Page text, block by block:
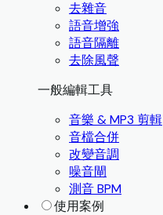
去雜音
語音增強
語音隔離
去除風聲
一般編輯工具
音樂 & MP3 剪輯
音檔合併
改變音調
噪音閘
測音 BPM
使用案例